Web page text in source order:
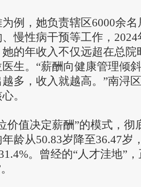
，她负责辖区6000余名
慢性病干预等工作，
的年收入不仅远超在总
生。“薪酬向健康管理倾
多，收入就越高。”南浔
。
值决定薪酬”的模式，彻
龄从50.83岁降至36.47岁
。曾经的“人才洼地”